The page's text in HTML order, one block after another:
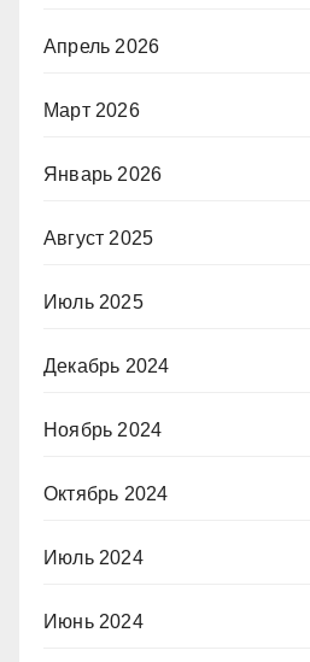
Апрель 2026
Март 2026
Январь 2026
Август 2025
Июль 2025
Декабрь 2024
Ноябрь 2024
Октябрь 2024
Июль 2024
Июнь 2024